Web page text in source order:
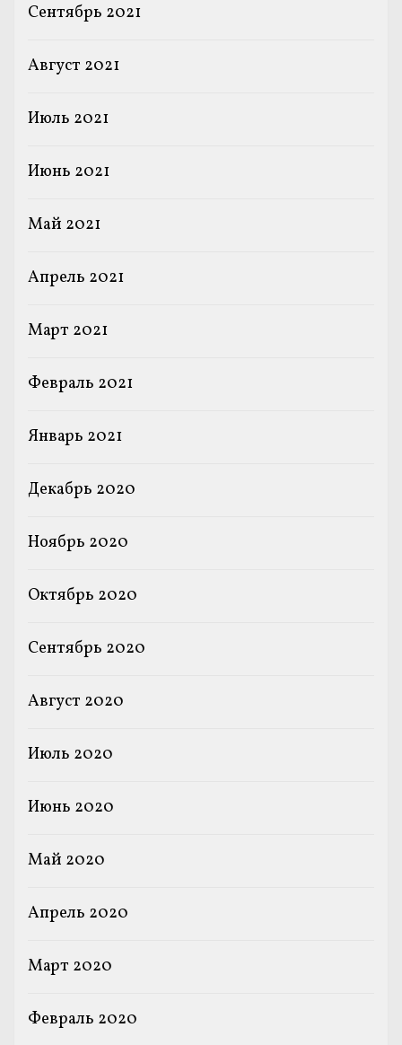
Сентябрь 2021
Август 2021
Июль 2021
Июнь 2021
Май 2021
Апрель 2021
Март 2021
Февраль 2021
Январь 2021
Декабрь 2020
Ноябрь 2020
Октябрь 2020
Сентябрь 2020
Август 2020
Июль 2020
Июнь 2020
Май 2020
Апрель 2020
Март 2020
Февраль 2020